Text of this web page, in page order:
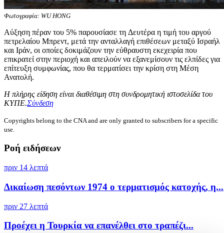
Φωτογραφία: WU HONG
Αύξηση πέραν του 5% παρουσίασε τη Δευτέρα η τιμή του αργού
πετρελαίου Μπρεντ, μετά την ανταλλαγή επιθέσεων μεταξύ Ισραήλ
και Ιράν, οι οποίες δοκιμάζουν την εύθραυστη εκεχειρία που
επικρατεί στην περιοχή και απειλούν να εξανεμίσουν τις ελπίδες για
επίτευξη συμφωνίας, που θα τερματίσει την κρίση στη Μέση
Ανατολή.
Η πλήρης είδηση είναι διαθέσιμη στη συνδρομητική ιστοσελίδα του
ΚΥΠΕ.Σύνδεση
Copyrights belong to the CNA and are only granted to subscribers for a specific
use.
Ροή ειδήσεων
πριν 14 λεπτά
Δικαίωση πεσόντων 1974 ο τερματισμός κατοχής, η...
πριν 27 λεπτά
Προέχει η Τουρκία να επανέλθει στο τραπέζι...